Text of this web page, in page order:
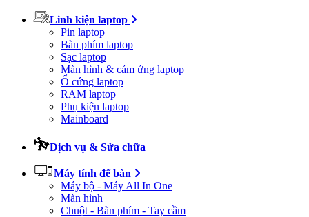
Linh kiện laptop
Pin laptop
Bàn phím laptop
Sạc laptop
Màn hình & cảm ứng laptop
Ổ cứng laptop
RAM laptop
Phụ kiện laptop
Mainboard
Dịch vụ & Sửa chữa
Máy tính để bàn
Máy bộ - Máy All In One
Màn hình
Chuột - Bàn phím - Tay cầm